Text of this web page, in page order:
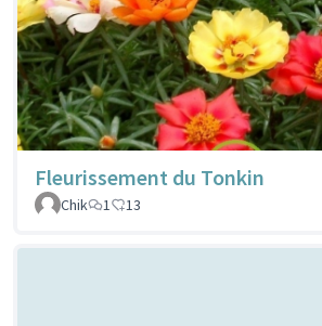
Fleurissement du Tonkin
Chik
1 13